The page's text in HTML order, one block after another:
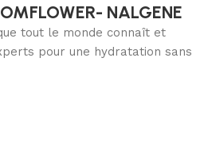
NALGENE
tout le monde connaît et
pour une hydratation sans